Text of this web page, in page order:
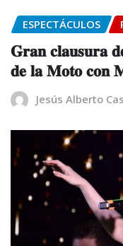
ESPECTÁCULOS
𝐆𝐫𝐚𝐧 𝐜𝐥𝐚𝐮𝐬𝐮𝐫𝐚
𝐝𝐞 𝐥𝐚 𝐌𝐨𝐭𝐨 𝐜𝐨𝐧
Jesús Alberto